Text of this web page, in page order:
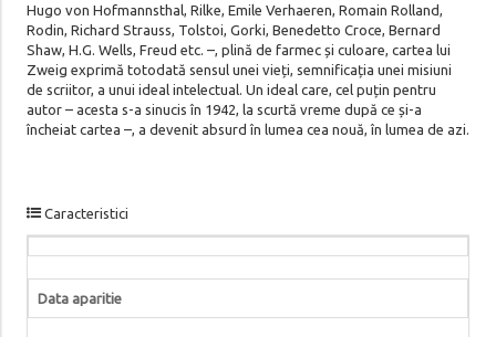
Hugo von Hofmannsthal, Rilke, Emile Verhaeren, Romain Rolland,
Rodin, Richard Strauss, Tolstoi, Gorki, Benedetto Croce, Bernard
Shaw, H.G. Wells, Freud etc. –, plină de farmec și culoare, cartea lui
Zweig exprimă totodată sensul unei vieți, semnificația unei misiuni
de scriitor, a unui ideal intelectual. Un ideal care, cel puțin pentru
autor – acesta s-a sinucis în 1942, la scurtă vreme după ce și-a
încheiat cartea –, a devenit absurd în lumea cea nouă, în lumea de azi.
Caracteristici
Data aparitie